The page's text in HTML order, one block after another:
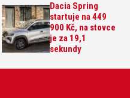
Dacia Spring
startuje na 449
900 Kč, na stovce
je za 19,1
sekundy